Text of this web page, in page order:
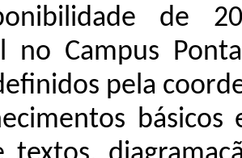
de
no Campus
pela